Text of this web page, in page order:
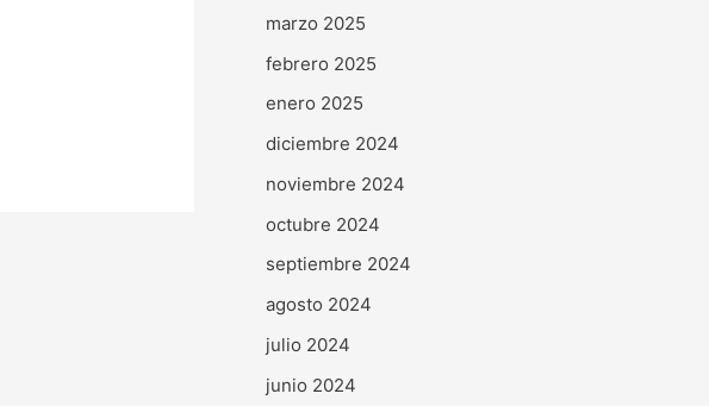
marzo 2025
febrero 2025
enero 2025
diciembre 2024
noviembre 2024
octubre 2024
septiembre 2024
agosto 2024
julio 2024
junio 2024